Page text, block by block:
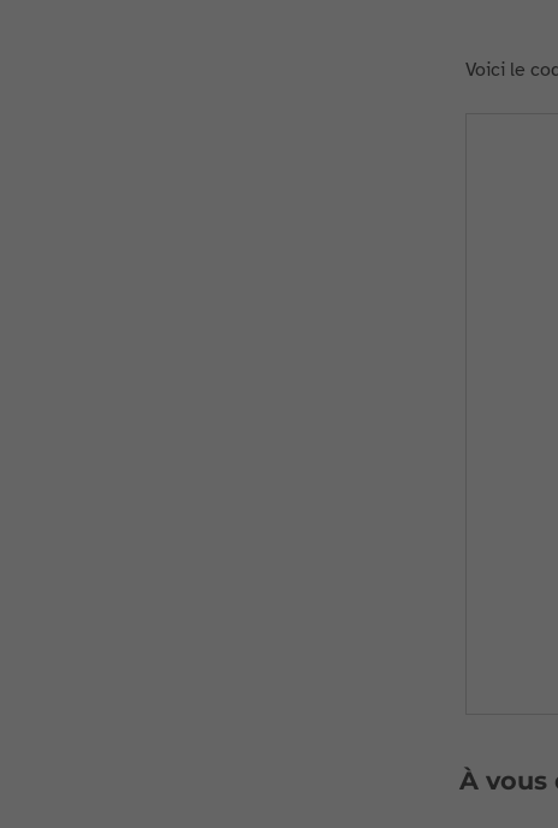
Voici le
À vous